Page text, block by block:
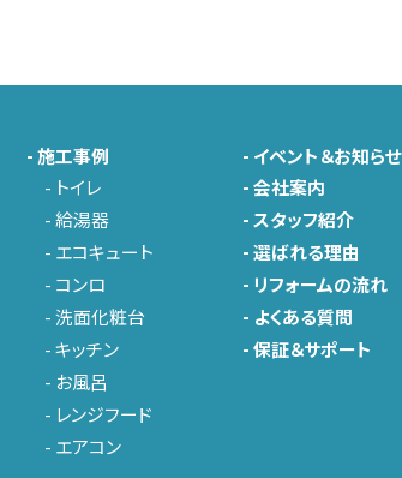
-施工事例
- トイレ
-給湯器
- エコキュート
- コンロ
-洗面化粧台
-キッチン
- お風呂
- レンジフード
- エアコン
- イベント＆お知らせ
-会社案内
-スタッフ紹介
-選ばれる理由
- リフォームの流れ
- よくある質問
-保証＆サポート